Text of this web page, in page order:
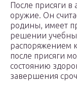
После присяги в
оружие. Он
родины, имеет
решении
распоряжением
после присяги
состоянию
завершения